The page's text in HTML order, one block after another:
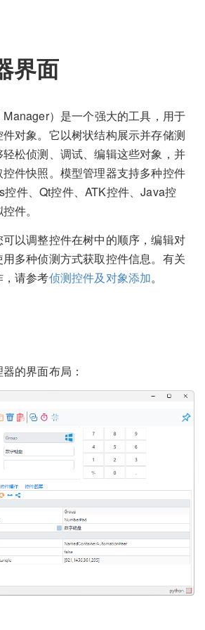
界面
）是一个强大的工具，用于
对象。它以树状结构展示并存储测
松侦测、调试、编辑这些对象，并
件快照。模型管理器支持多种控件
件、Qt控件、ATK控件、Java控
件。
以调整控件在树中的顺序，编辑对
多种侦测方式获取控件信息。有关
请参考侦测控件及对象添加。
的界面布局：